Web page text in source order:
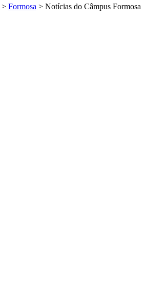
> Formosa > Notícias do Câmpus Formosa